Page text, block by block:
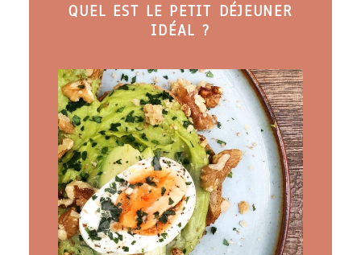
PROGRAMME HAPPY BELLY
CONFÉRENCES
podcast kinoa
ARTICLES
QUEL EST LE PETIT DÉJEUNER
IDÉAL ?